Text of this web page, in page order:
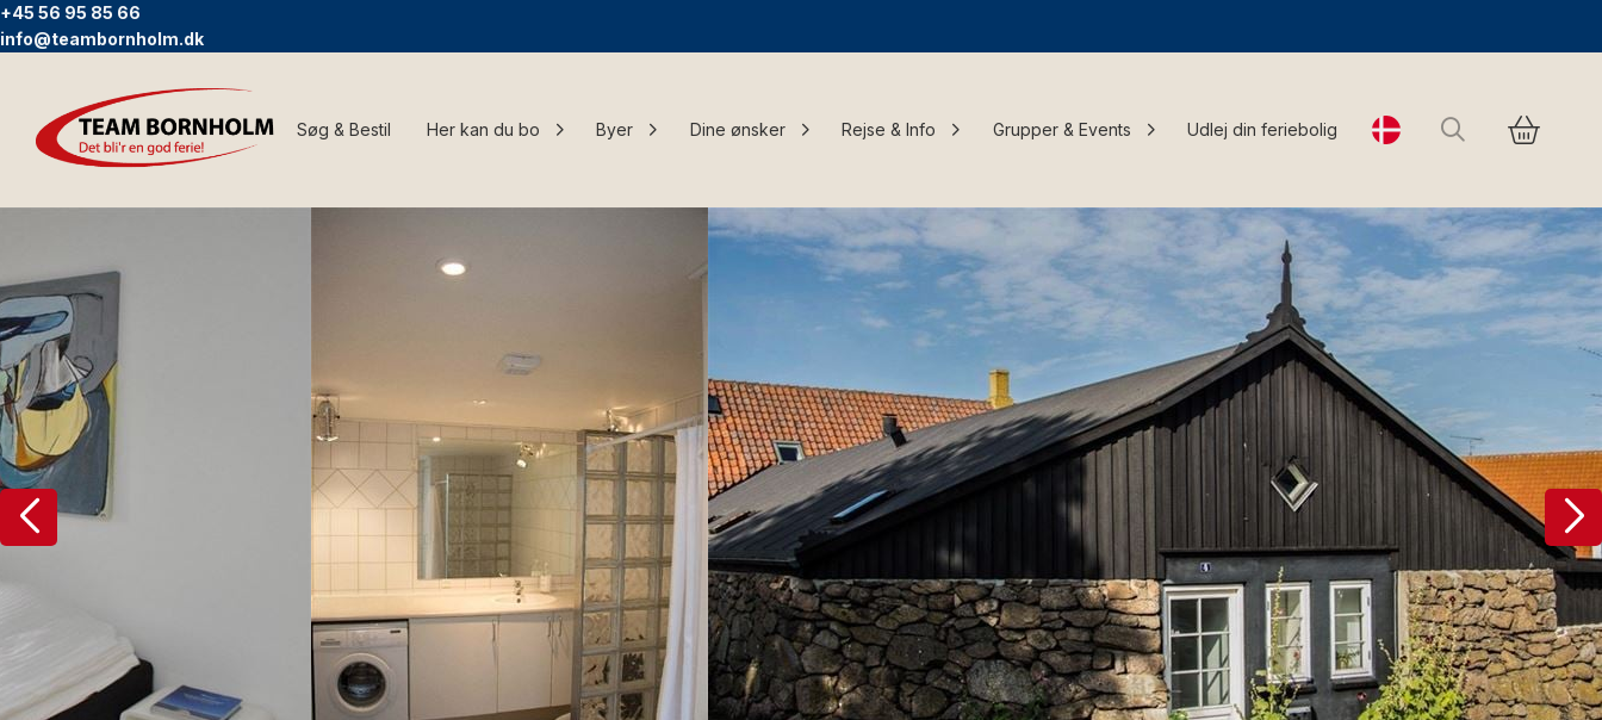
+45 56 95 85 66
info@teambornholm.dk
Søg & Bestil Her kan du bo Byer Dine ønsker Rejse & Info Grupper & Events Udlej din feriebolig Change language
Søg